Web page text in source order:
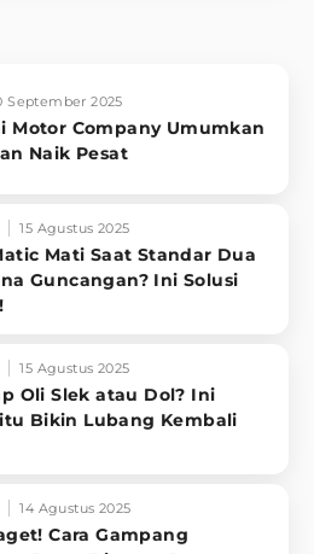
September 2025
Motor Company Umumkan
Naik Pesat
15 Agustus 2025
Mati Saat Standar Dua
Guncangan? Ini Solusi
15 Agustus 2025
Oli Slek atau Dol? Ini
Bikin Lubang Kembali
14 Agustus 2025
Cara Gampang